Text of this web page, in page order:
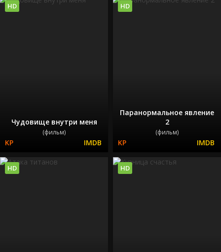
Чудовище внутри меня
(фильм)
HD
Паранормальное явление
2
(фильм)
HD
HD HD